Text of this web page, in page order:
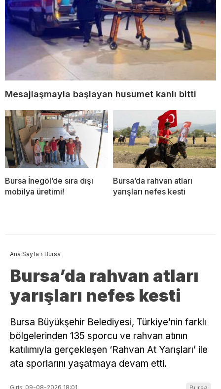
Mesajlaşmayla başlayan husumet kanlı bitti
Bursa İnegöl’de sıra dışı
mobilya üretimi!
Bursa’da rahvan atları
yarışları nefes kesti
Ana Sayfa › Bursa
Bursa’da rahvan atları
yarışları nefes kesti
Bursa Büyükşehir Belediyesi, Türkiye’nin farklı
bölgelerinden 135 sporcu ve rahvan atının
katılımıyla gerçekleşen ‘Rahvan At Yarışları’ ile
ata sporlarını yaşatmaya devam etti.
Giriş: 09-08-2026 18:01